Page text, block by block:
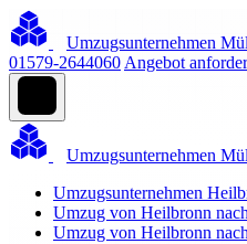
Umzugsunternehmen
01579-2644060 Angebot
Umzugsunternehmen
Umzugsunternehmen
Umzug von Heilbronn
Umzug von Heilbronn